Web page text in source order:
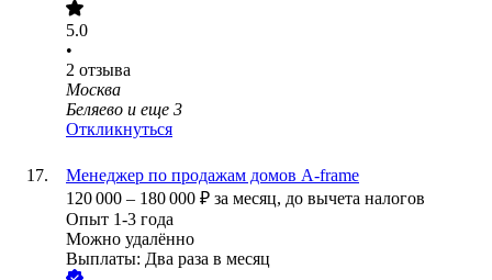
5.0
•
2 отзыва
Москва
Беляево и еще 3
Откликнуться
Менеджер по продажам домов A-frame
120 000 – 180 000 ₽ за месяц, до вычета налогов
Опыт 1-3 года
Можно удалённо
Выплаты: Два раза в месяц